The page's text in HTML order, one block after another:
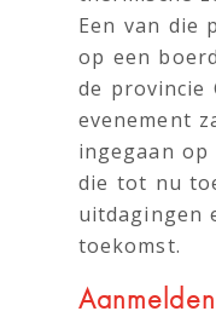
Een van die
op een
de provincie
evenement
ingegaan
die tot nu
uitdagingen
toekomst.
Aanmelden